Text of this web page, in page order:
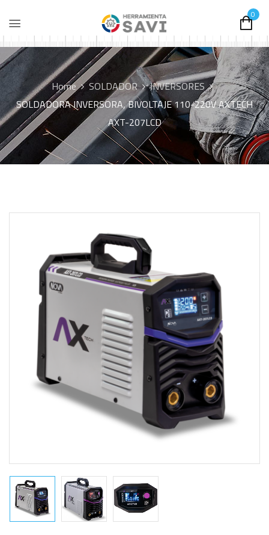
0
Home SOLDADOR
INVERSORES
SOLDADORA INVERSORA, BIVOLTAJE 110-220V AXTECH
AXT-207LCD